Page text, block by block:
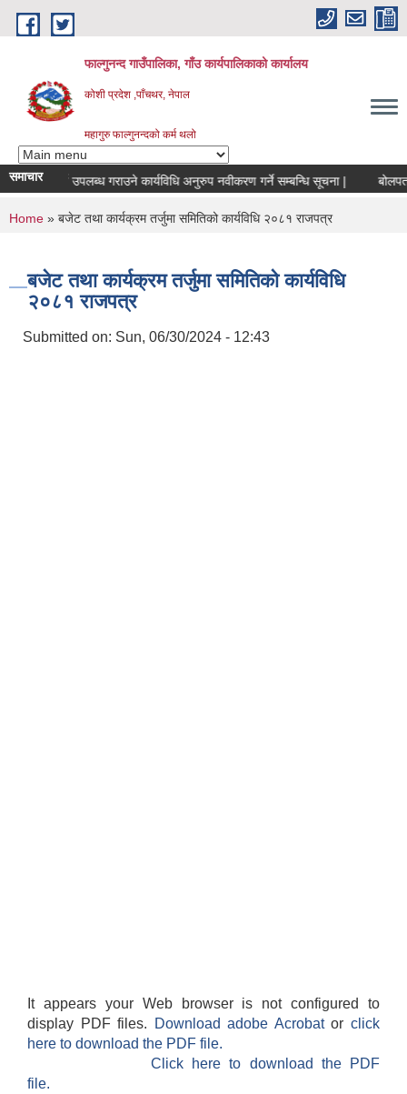
Skip to main content
फाल्गुनन्द गाउँपालिका, गाँउ कार्यपालिकाको कार्यालय
कोशी प्रदेश ,पाँचथर, नेपाल
महागुरु फाल्गुनन्दको कर्म थलो
समाचार
मासिक खर्च उपलब्ध गराउने कार्यविधि अनुरुप नवीकरण गर्ने सम्बन्धि सूचना | बोलपत्र
You are here
Home » बजेट तथा कार्यक्रम तर्जुमा समितिको कार्यविधि २०८१ राजपत्र
बजेट तथा कार्यक्रम तर्जुमा समितिको कार्यविधि
२०८१ राजपत्र
Submitted on: Sun, 06/30/2024 - 12:43
It appears your Web browser is not configured to
display PDF files.
Download adobe Acrobatorclick
here to download the PDF file.
Click here to download the PDF
file.